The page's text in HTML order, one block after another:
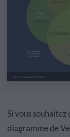
Si vous
diagramme de